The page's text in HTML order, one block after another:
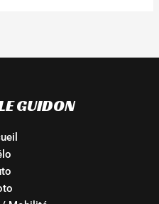
GUIDON